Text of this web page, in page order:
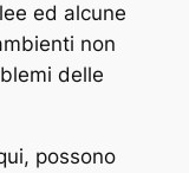
ed alcune
non
delle
possono